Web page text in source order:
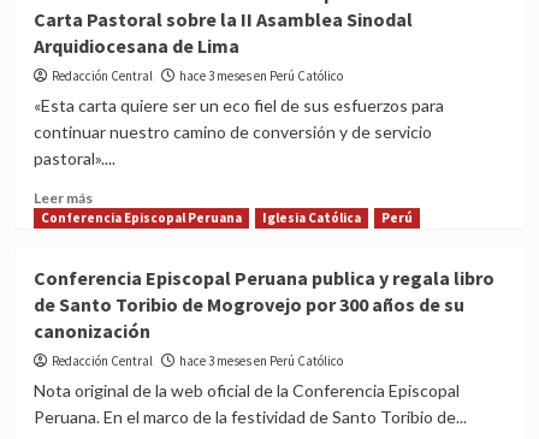
a
Santa
Catalina
Siena,
conoce
su
historia
Carta Pastoral sobre la II Asamblea Sinodal
Arquidiocesana de Lima
Redacción Central hace 3 meses en Perú Católico
«Esta carta quiere ser un eco fiel de sus esfuerzos para
continuar nuestro camino de conversión y de servicio
pastoral»....
Leer másRead
more
Carlos
Castillo
anuncia
publicación
la
II
Conferencia Episcopal Peruana Iglesia Católica Perú
Conferencia Episcopal Peruana publica y regala libro
de Santo Toribio de Mogrovejo por 300 años de su
canonización
Redacción Central hace 3 meses en Perú Católico
Nota original de la web oficial de la Conferencia Episcopal
Peruana. En el marco de la festividad de Santo Toribio de...